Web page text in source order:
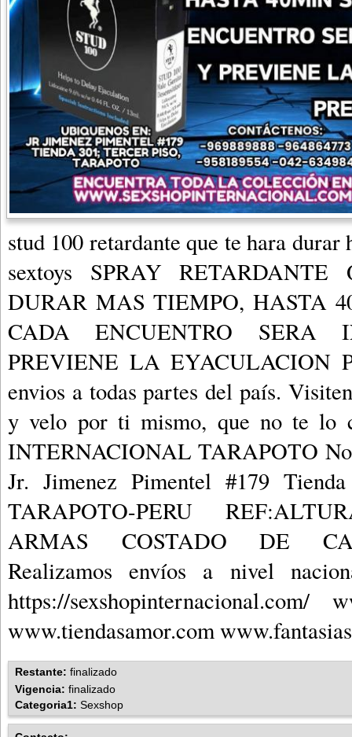
stud 100 retardante que te hara durar
sextoys SPRAY RETARDANTE
DURAR MAS TIEMPO, HASTA
CADA ENCUENTRO SERA
PREVIENE LA EYACULACION
envios a todas partes del país.
y velo por ti mismo, que no te lo
INTERNACIONAL TARAPOTO
Jr. Jimenez Pimentel #179
TARAPOTO-PERU
ARMAS COSTADO DE
Realizamos envíos a nivel
https://sexshopinternacional.com/
www.tiendasamor.com
Restante: finalizado
Vigencia: finalizado
Categoria1: Sexshop